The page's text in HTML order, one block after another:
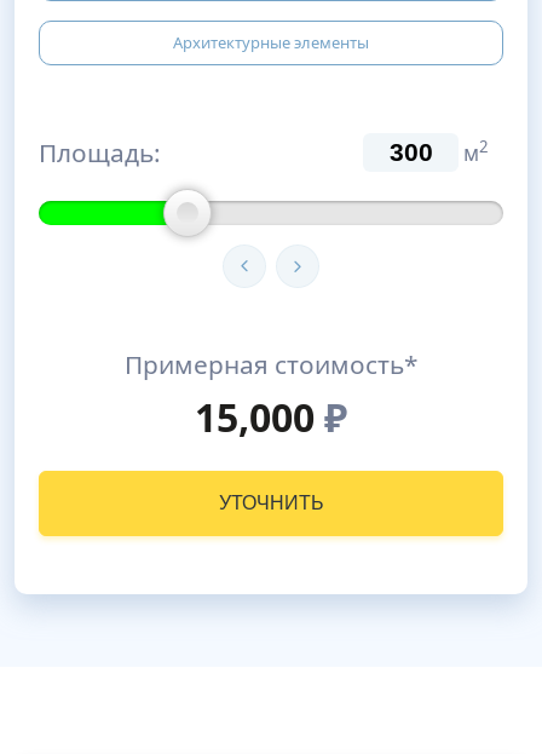
Архитектурные элементы
Площадь: м2
Примерная стоимость*
15,000₽
УТОЧНИТЬ